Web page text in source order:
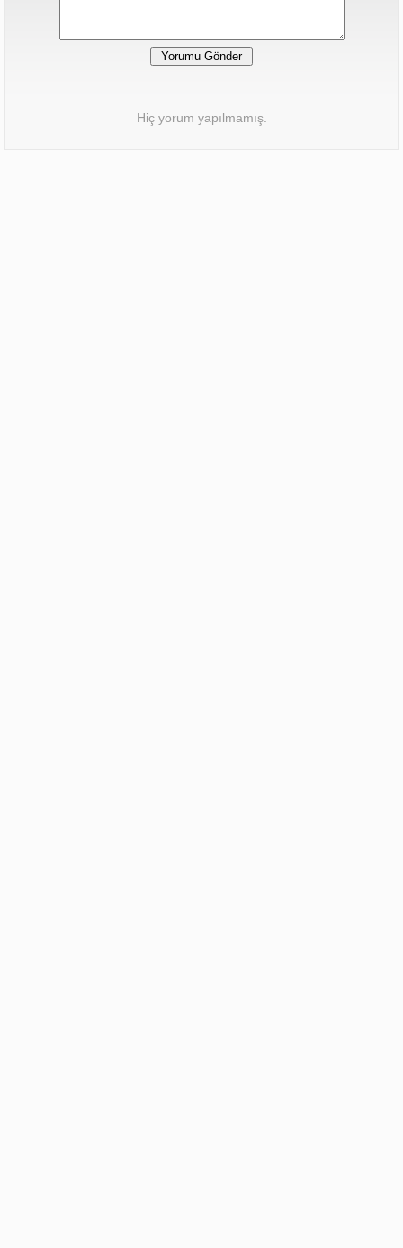
Hiç yorum yapılmamış.